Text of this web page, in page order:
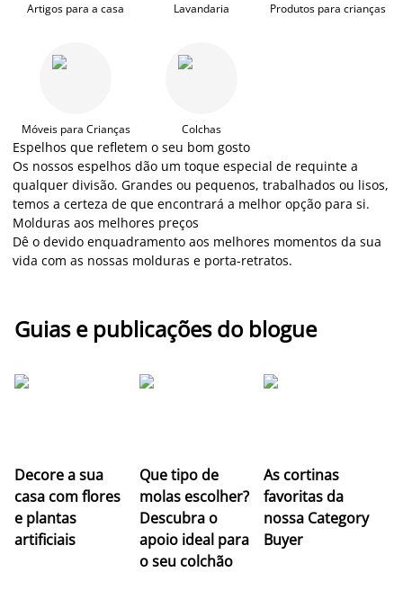
Artigos para a casa Lavandaria Produtos para crianças
Móveis para Crianças Colchas
Espelhos que refletem o seu bom gosto
Os nossos espelhos dão um toque especial de requinte a
qualquer divisão. Grandes ou pequenos, trabalhados ou lisos,
temos a certeza de que encontrará a melhor opção para si.
Molduras aos melhores preços
Dê o devido enquadramento aos melhores momentos da sua
vida com as nossas molduras e porta-retratos.
Guias e publicações do blogue
Decore a sua
casa com flores
e plantas
artificiais
Que tipo de
molas escolher?
Descubra o
apoio ideal para
o seu colchão
As cortinas
favoritas da
nossa Category
Buyer